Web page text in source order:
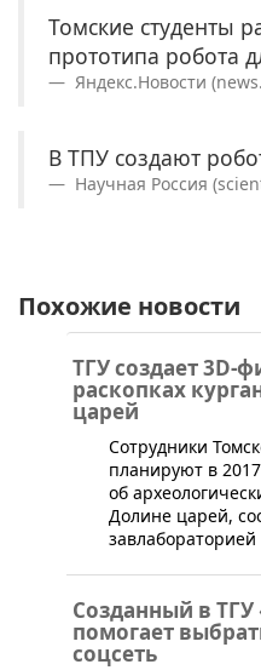
Томские студенты
прототипа робота
Яндекс.Новости
В ТПУ создают
Научная Россия
Похожие новости
ТГУ создает 3D-
раскопках
царей
​Сотрудники
планируют в
об
Долине царей,
Созданный в ТГУ
помогает
соцсеть